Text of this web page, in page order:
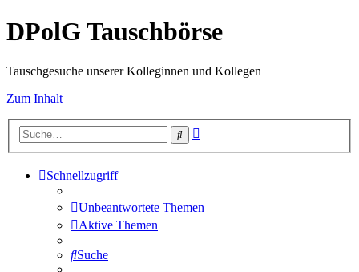
DPolG Tauschbörse
Tauschgesuche unserer Kolleginnen und Kollegen
Zum Inhalt
Suche
Schnellzugriff
Unbeantwortete Themen
Aktive Themen
Suche